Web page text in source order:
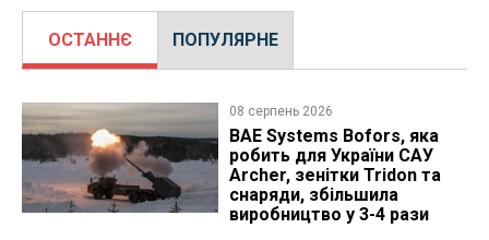
ОСТАННЄ ПОПУЛЯРНЕ
08 серпень 2026
BAE Systems Bofors, яка
робить для України САУ
Archer, зенітки Tridon та
снаряди, збільшила
виробництво у 3-4 рази